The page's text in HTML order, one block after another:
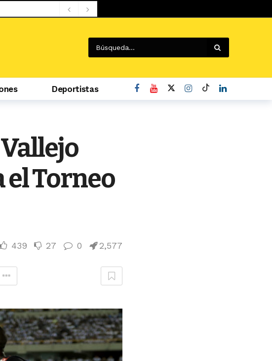
Deportistas
el Torneo
439 27 0 2,577